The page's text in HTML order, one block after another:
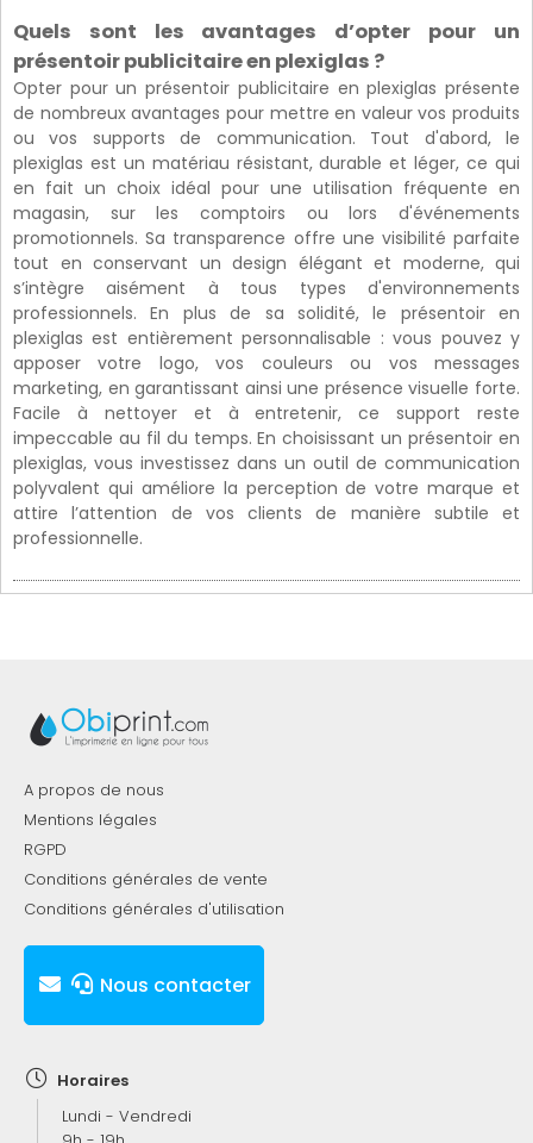
Quels sont les avantages d’opter pour un
présentoir publicitaire en plexiglas ?
Opter pour un présentoir publicitaire en plexiglas présente
de nombreux avantages pour mettre en valeur vos produits
ou vos supports de communication. Tout d'abord, le
plexiglas est un matériau résistant, durable et léger, ce qui
en fait un choix idéal pour une utilisation fréquente en
magasin, sur les comptoirs ou lors d'événements
promotionnels. Sa transparence offre une visibilité parfaite
tout en conservant un design élégant et moderne, qui
s’intègre aisément à tous types d'environnements
professionnels. En plus de sa solidité, le présentoir en
plexiglas est entièrement personnalisable : vous pouvez y
apposer votre logo, vos couleurs ou vos messages
marketing, en garantissant ainsi une présence visuelle forte.
Facile à nettoyer et à entretenir, ce support reste
impeccable au fil du temps. En choisissant un présentoir en
plexiglas, vous investissez dans un outil de communication
polyvalent qui améliore la perception de votre marque et
attire l’attention de vos clients de manière subtile et
professionnelle.
A propos de nous
Mentions légales
RGPD
Conditions générales de vente
Conditions générales d'utilisation
Nous contacter
Horaires
Lundi - Vendredi